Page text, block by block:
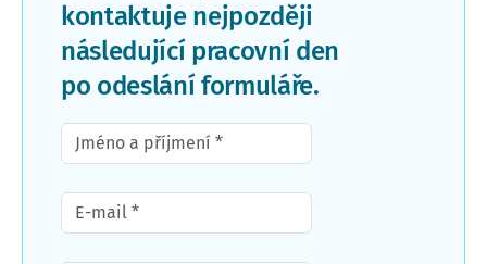
kontaktuje nejpozději
následující pracovní den
po odeslání formuláře.